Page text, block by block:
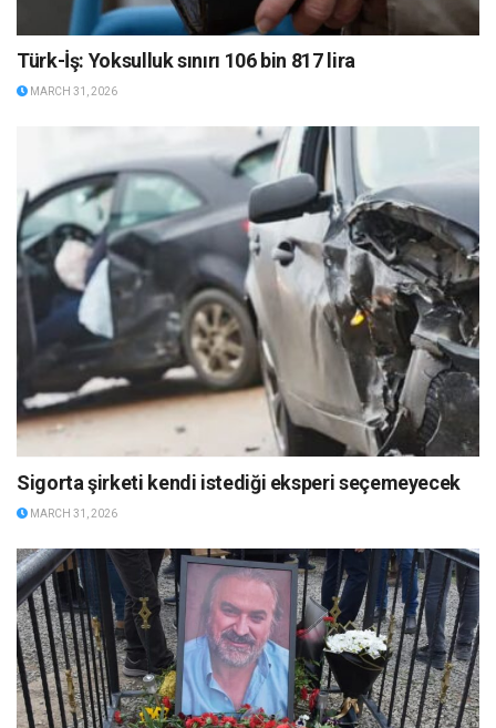
Türk-İş: Yoksulluk sınırı 106 bin 817 lira
MARCH 31, 2026
Sigorta şirketi kendi istediği eksperi seçemeyecek
MARCH 31, 2026